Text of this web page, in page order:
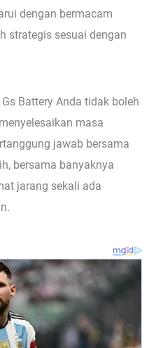
dengan bermacam
strategis sesuai dengan
Battery Anda tidak boleh
masa
jawab bersama
bersama banyaknya
jarang sekali ada